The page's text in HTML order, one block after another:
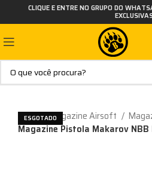
CLIQUE E ENTRE NO GRUPO DO
Início Magazine Airsoft
Magazine Pistola Makarov NBB
ESGOTADO